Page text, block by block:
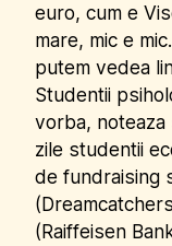
euro, cum e
mare, mic e
putem vedea
Studentii
vorba, noteaza
zile studentii
de fundraising
(Raiffeisen